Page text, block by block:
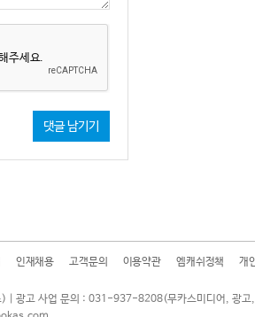
주세요.
댓글 남기기
인재채용 고객문의 이용약관 엠캐쉬정책 개
광고 사업 문의 : 031-937-8208(무카스미디어, 광고